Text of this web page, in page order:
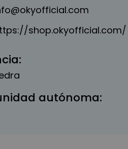
shop.okyofficial.com/
autónoma: